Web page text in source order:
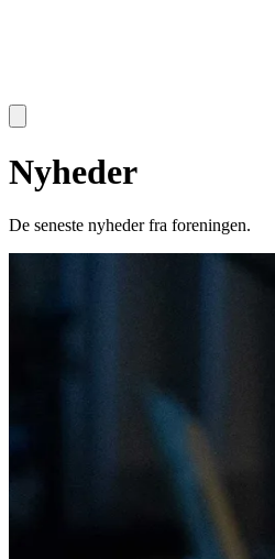
Nyheder
De seneste nyheder fra foreningen.